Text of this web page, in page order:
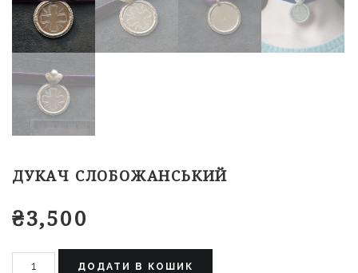
ДУКАЧ СЛОБОЖАНСЬКИЙ
₴3,500
ДОДАТИ В КОШИК